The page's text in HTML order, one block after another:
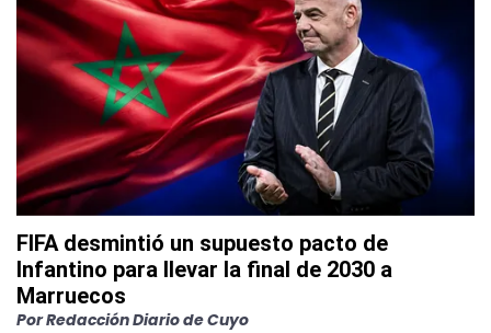
FIFA desmintió un supuesto pacto de
Infantino para llevar la final de 2030 a
Marruecos
PorRedacción Diario de Cuyo